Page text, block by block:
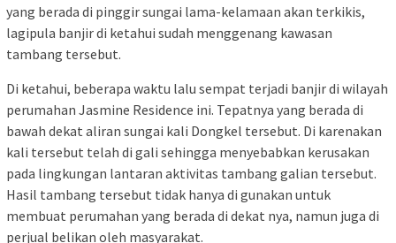
yang berada di pinggir sungai lama-kelamaan akan terkikis,
lagipula banjir di ketahui sudah menggenang kawasan
tambang tersebut.
Di ketahui, beberapa waktu lalu sempat terjadi banjir di wilayah
perumahan Jasmine Residence ini. Tepatnya yang berada di
bawah dekat aliran sungai kali Dongkel tersebut. Di karenakan
kali tersebut telah di gali sehingga menyebabkan kerusakan
pada lingkungan lantaran aktivitas tambang galian tersebut.
Hasil tambang tersebut tidak hanya di gunakan untuk
membuat perumahan yang berada di dekat nya, namun juga di
perjual belikan oleh masyarakat.